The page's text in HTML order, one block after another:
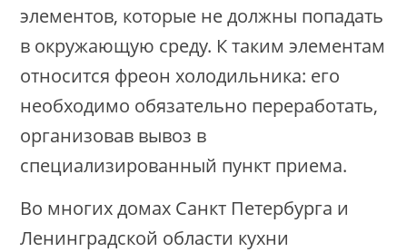
элементов, которые не должны попадать
в окружающую среду. К таким элементам
относится фреон холодильника: его
необходимо обязательно переработать,
организовав вывоз в
специализированный пункт приема.
Во многих домах Санкт Петербурга и
Ленинградской области кухни